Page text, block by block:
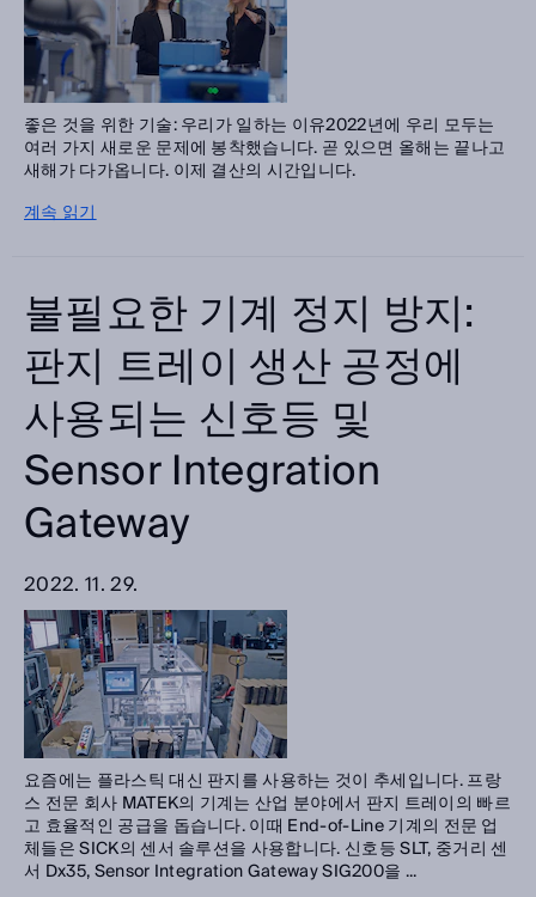
좋은 것을 위한 기술: 우리가 일하는 이유2022년에 우리 모두는
여러 가지 새로운 문제에 봉착했습니다. 곧 있으면 올해는 끝나고
새해가 다가옵니다. 이제 결산의 시간입니다.
계속 읽기
불필요한 기계 정지 방지:
판지 트레이 생산 공정에
사용되는 신호등 및
Sensor Integration
Gateway
2022. 11. 29.
요즘에는 플라스틱 대신 판지를 사용하는 것이 추세입니다. 프랑
스 전문 회사 MATEK의 기계는 산업 분야에서 판지 트레이의 빠르
고 효율적인 공급을 돕습니다. 이때 End-of-Line 기계의 전문 업
체들은 SICK의 센서 솔루션을 사용합니다. 신호등 SLT, 중거리 센
서 Dx35, Sensor Integration Gateway SIG200을 ...